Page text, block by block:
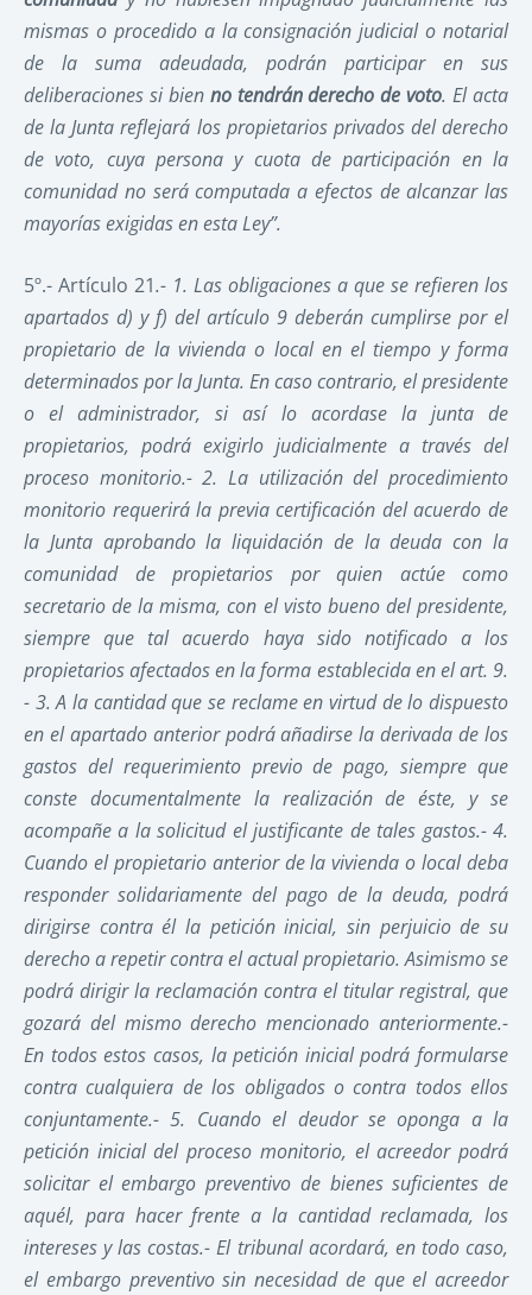
mismas o procedido a la consignación judicial o notarial
de la suma adeudada, podrán participar en sus
deliberaciones si bien no tendrán derecho de voto. El acta
de la Junta reflejará los propietarios privados del derecho
de voto, cuya persona y cuota de participación en la
comunidad no será computada a efectos de alcanzar las
mayorías exigidas en esta Ley”.
5º.- Artículo 21.- 1. Las obligaciones a que se refieren los
apartados d) y f) del artículo 9 deberán cumplirse por el
propietario de la vivienda o local en el tiempo y forma
determinados por la Junta. En caso contrario, el presidente
o el administrador, si así lo acordase la junta de
propietarios, podrá exigirlo judicialmente a través del
proceso monitorio.- 2. La utilización del procedimiento
monitorio requerirá la previa certificación del acuerdo de
la Junta aprobando la liquidación de la deuda con la
comunidad de propietarios por quien actúe como
secretario de la misma, con el visto bueno del presidente,
siempre que tal acuerdo haya sido notificado a los
propietarios afectados en la forma establecida en el art. 9.
- 3. A la cantidad que se reclame en virtud de lo dispuesto
en el apartado anterior podrá añadirse la derivada de los
gastos del requerimiento previo de pago, siempre que
conste documentalmente la realización de éste, y se
acompañe a la solicitud el justificante de tales gastos.- 4.
Cuando el propietario anterior de la vivienda o local deba
responder solidariamente del pago de la deuda, podrá
dirigirse contra él la petición inicial, sin perjuicio de su
derecho a repetir contra el actual propietario. Asimismo se
podrá dirigir la reclamación contra el titular registral, que
gozará del mismo derecho mencionado anteriormente.-
En todos estos casos, la petición inicial podrá formularse
contra cualquiera de los obligados o contra todos ellos
conjuntamente.- 5. Cuando el deudor se oponga a la
petición inicial del proceso monitorio, el acreedor podrá
solicitar el embargo preventivo de bienes suficientes de
aquél, para hacer frente a la cantidad reclamada, los
intereses y las costas.- El tribunal acordará, en todo caso,
el embargo preventivo sin necesidad de que el acreedor